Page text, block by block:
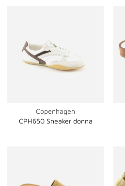
Copenhagen
CPH650 Sneaker donna